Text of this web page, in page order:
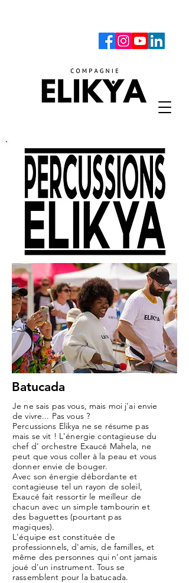
Batucada
Je ne sais pas vous, mais moi j'ai envie
de vivre... Pas vous ?
Percussions Elikya ne se résume pas
mais se vit ! L'énergie contagieuse du
chef d' orchestre Exaucé Mahela, ne
peut que vous coller à la peau et vous
donner envie de bouger.
Avec son énergie débordante et
contagieuse tel un rayon de soleil,
Exaucé fait ressortir le meilleur de
chacun avec un simple tambourin et
des baguettes (pourtant pas
magiques).
L'équipe est constituée de
professionnels, d'amis, de familles, et
même des personnes qui n'ont jamais
joué d'un instrument. Tous se
rassemblent pour la batucada.